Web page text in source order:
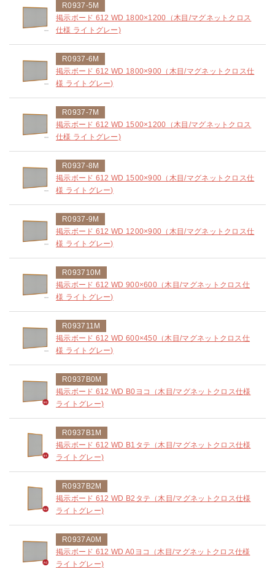
R0937-5M
掲示ボード 612 WD 1800×1200（木目/マグネットクロス
仕様 ライトグレー)
R0937-6M
掲示ボード 612 WD 1800×900（木目/マグネットクロス仕
様 ライトグレー)
R0937-7M
掲示ボード 612 WD 1500×1200（木目/マグネットクロス
仕様 ライトグレー)
R0937-8M
掲示ボード 612 WD 1500×900（木目/マグネットクロス仕
様 ライトグレー)
R0937-9M
掲示ボード 612 WD 1200×900（木目/マグネットクロス仕
様 ライトグレー)
R093710M
掲示ボード 612 WD 900×600（木目/マグネットクロス仕
様 ライトグレー)
R093711M
掲示ボード 612 WD 600×450（木目/マグネットクロス仕
様 ライトグレー)
R0937B0M
掲示ボード 612 WD B0ヨコ（木目/マグネットクロス仕様
ライトグレー)
R0937B1M
掲示ボード 612 WD B1タテ（木目/マグネットクロス仕様
ライトグレー)
R0937B2M
掲示ボード 612 WD B2タテ（木目/マグネットクロス仕様
ライトグレー)
R0937A0M
掲示ボード 612 WD A0ヨコ（木目/マグネットクロス仕様
ライトグレー)